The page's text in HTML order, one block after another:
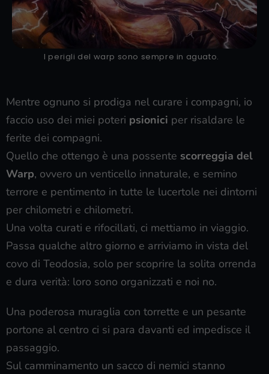
I perigli del warp sono sempre in aguato.
Mentre ognuno si prodiga nel curare i compagni, io
faccio uso dei miei poteri psionici per risaldare le
ferite dei compagni.
Quello che ottengo è una possente scorreggia del
Warp, ovvero un venticello innaturale, e semino
terrore e pentimento in tutte le lucertole nei dintorni
per chilometri e chilometri.
Una volta curati e rifocillati, ci mettiamo in viaggio.
Passa qualche altro giorno e arriviamo in vista del
covo di Teodosia, solo per scoprire la solita orrenda
e dura verità: loro sono organizzati e noi no.
Una poderosa muraglia con torrette e un pesante
portone al centro ci si para davanti ed impedisce il
passaggio.
Sul camminamento un sacco di nemici stanno